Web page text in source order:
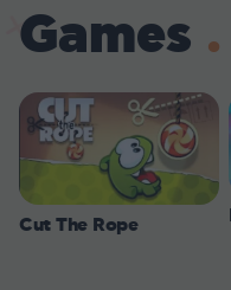
Games
Cut The Rope